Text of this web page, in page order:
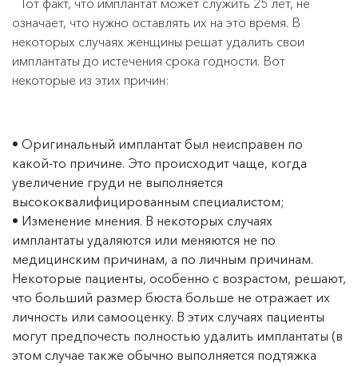
Тот факт, что имплантат может служить 25 лет, не
означает, что нужно оставлять их на это время. В
некоторых случаях женщины решат удалить свои
имплантаты до истечения срока годности. Вот
некоторые из этих причин:
Оригинальный имплантат был неисправен по
какой-то причине. Это происходит чаще, когда
увеличение груди не выполняется
высококвалифицированным специалистом;
Изменение мнения. В некоторых случаях
имплантаты удаляются или меняются не по
медицинским причинам, а по личным причинам.
Некоторые пациенты, особенно с возрастом, решают,
что больший размер бюста больше не отражает их
личность или самооценку. В этих случаях пациенты
могут предпочесть полностью удалить имплантаты (в
этом случае также обычно выполняется подтяжка